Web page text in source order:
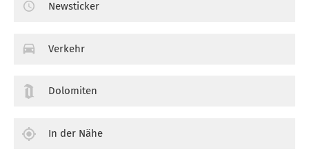
Newsticker
Verkehr
Dolomiten
In der Nähe